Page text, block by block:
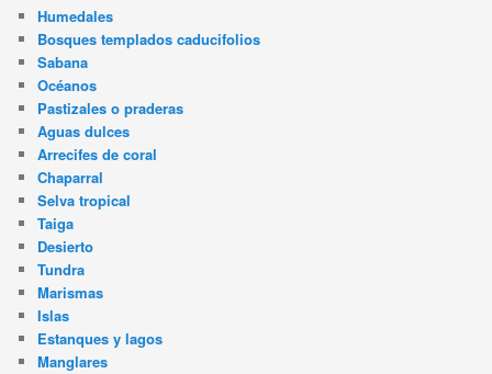
Humedales
Bosques templados caducifolios
Sabana
Océanos
Pastizales o praderas
Aguas dulces
Arrecifes de coral
Chaparral
Selva tropical
Taiga
Desierto
Tundra
Marismas
Islas
Estanques y lagos
Manglares